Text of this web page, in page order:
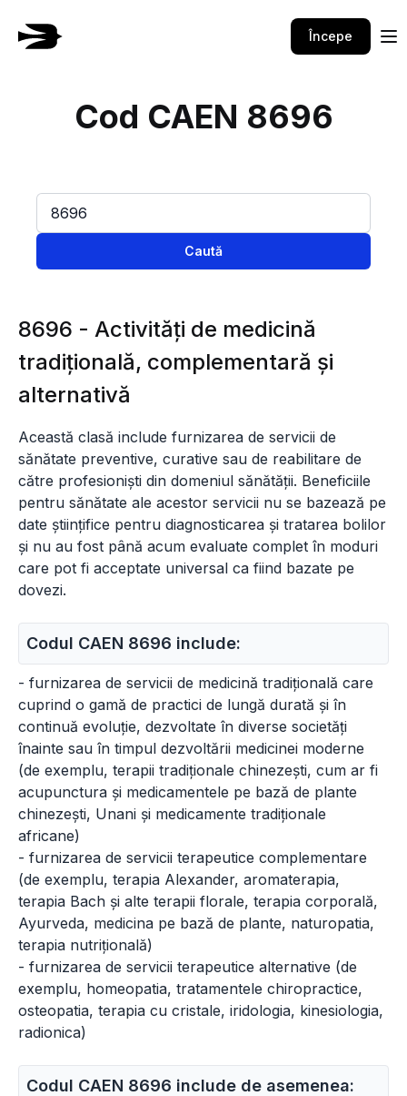
Începe
Cod CAEN 8696
Caută
8696 - Activităţi de medicină
tradiţională, complementară şi
alternativă
Această clasă include furnizarea de servicii de
sănătate preventive, curative sau de reabilitare de
către profesioniști din domeniul sănătății. Beneficiile
pentru sănătate ale acestor servicii nu se bazează pe
date științifice pentru diagnosticarea și tratarea bolilor
și nu au fost până acum evaluate complet în moduri
care pot fi acceptate universal ca fiind bazate pe
dovezi.
Codul CAEN 8696 include:
- furnizarea de servicii de medicină tradițională care
cuprind o gamă de practici de lungă durată și în
continuă evoluție, dezvoltate în diverse societăți
înainte sau în timpul dezvoltării medicinei moderne
(de exemplu, terapii tradiționale chinezești, cum ar fi
acupunctura și medicamentele pe bază de plante
chinezești, Unani și medicamente tradiționale
africane)
- furnizarea de servicii terapeutice complementare
(de exemplu, terapia Alexander, aromaterapia,
terapia Bach și alte terapii florale, terapia corporală,
Ayurveda, medicina pe bază de plante, naturopatia,
terapia nutrițională)
- furnizarea de servicii terapeutice alternative (de
exemplu, homeopatia, tratamentele chiropractice,
osteopatia, terapia cu cristale, iridologia, kinesiologia,
radionica)
Codul CAEN 8696 include de asemenea: